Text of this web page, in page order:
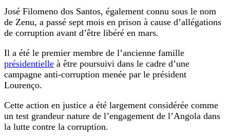
José Filomeno dos Santos, également connu sous le nom
de Zenu, a passé sept mois en prison à cause d’allégations
de corruption avant d’être libéré en mars.
Il a été le premier membre de l’ancienne famille
présidentielle à être poursuivi dans le cadre d’une
campagne anti-corruption menée par le président
Lourenço.
Cette action en justice a été largement considérée comme
un test grandeur nature de l’engagement de l’Angola dans
la lutte contre la corruption.